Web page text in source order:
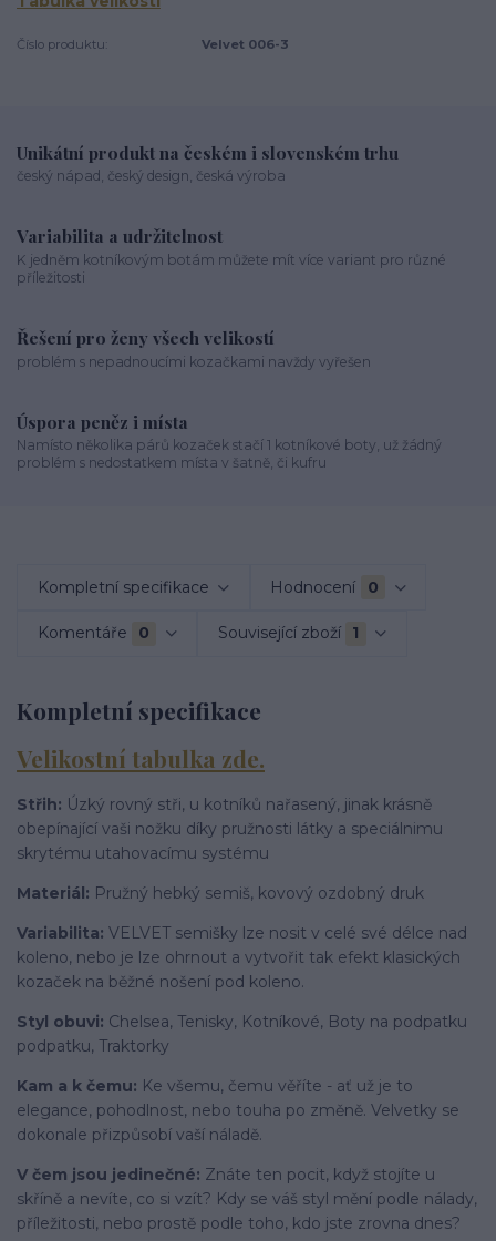
Číslo produktu: Velvet 006-3
Unikátní produkt na českém i slovenském trhu
český nápad, český design, česká výroba
Variabilita a udržitelnost
K jedněm kotníkovým botám můžete mít více variant pro různé
příležitosti
Řešení pro ženy všech velikostí
problém s nepadnoucími kozačkami navždy vyřešen
Úspora peněz i místa
Namísto několika párů kozaček stačí 1 kotníkové boty, už žádný
problém s nedostatkem místa v šatně, či kufru
Kompletní specifikace Hodnocení 0
Komentáře 0 Související zboží 1
Kompletní specifikace
Velikostní tabulka zde.
Střih: Úzký rovný stři, u kotníků nařasený, jinak krásně
obepínající vaši nožku díky pružnosti látky a speciálnimu
skrytému utahovacímu systému
Materiál: Pružný hebký semiš, kovový ozdobný druk
Variabilita: VELVET semišky lze nosit v celé své délce nad
koleno, nebo je lze ohrnout a vytvořit tak efekt klasických
kozaček na běžné nošení pod koleno.
Styl obuvi: Chelsea, Tenisky, Kotníkové, Boty na podpatku
podpatku, Traktorky
Kam a k čemu: Ke všemu, čemu věříte - ať už je to
elegance, pohodlnost, nebo touha po změně. Velvetky se
dokonale přizpůsobí vaší náladě.
V čem jsou jedinečné: Znáte ten pocit, když stojíte u
skříně a nevíte, co si vzít? Kdy se váš styl mění podle nálady,
příležitosti, nebo prostě podle toho, kdo jste zrovna dnes?